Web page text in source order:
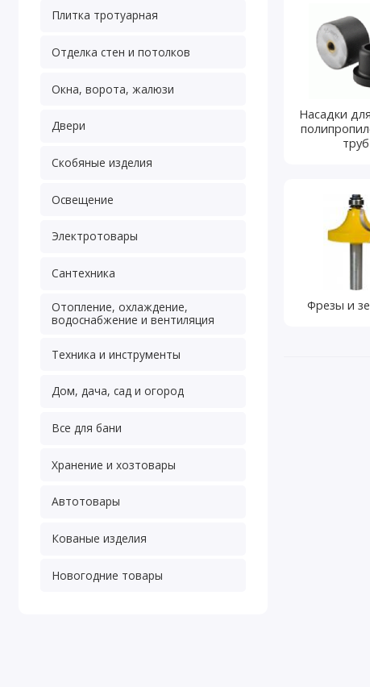
Плитка тротуарная
Отделка стен и потолков
Окна, ворота, жалюзи
Двери
Скобяные изделия
Освещение
Электротовары
Сантехника
Отопление, охлаждение,
водоснабжение и вентиляция
Техника и инструменты
Дом, дача, сад и огород
Все для бани
Хранение и хозтовары
Автотовары
Кованые изделия
Новогодние товары
Насадки
труб
Фрезы и